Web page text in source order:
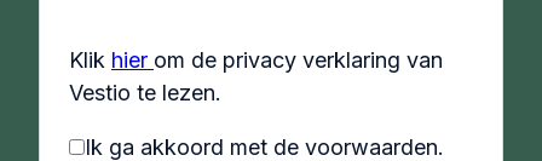
Klik hier om de privacy verklaring van
Vestio te lezen.
Ik ga akkoord met de voorwaarden.